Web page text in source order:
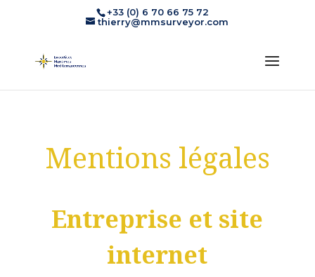
+33 (0) 6 70 66 75 72
thierry@mmsurveyor.com
Mentions légales
Entreprise et site
internet